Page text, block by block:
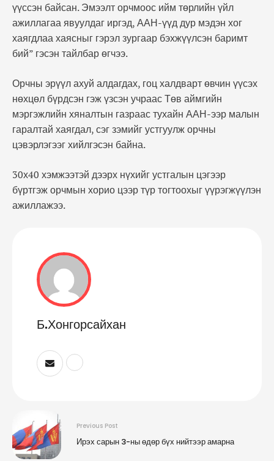
үүссэн байсан. Эмээлт орчмоос ийм төрлийн үйл
ажиллагаа явуулдаг иргэд, ААН-үүд дур мэдэн хог
хаягдлаа хаясныг гэрэл зургаар бэхжүүлсэн баримт
бий” гэсэн тайлбар өгчээ.
Орчны эрүүл ахуй алдагдах, гоц халдварт өвчин үүсэх
нөхцөл бүрдсэн гэж үзсэн учраас Төв аймгийн
мэргэжлийн хяналтын газраас тухайн ААН-ээр малын
гаралтай хаягдал, сэг зэмийг устгуулж орчны
цэвэрлэгээг хийлгэсэн байна.
30х40 хэмжээтэй дээрх нүхийг устгалын цэгээр
бүртгэж орчмын хорио цээр түр тогтоохыг үүрэгжүүлэн
ажиллажээ.
Б.Хонгорсайхан
Previous Post
Ирэх сарын 3-ны өдөр бүх нийтээр амарна